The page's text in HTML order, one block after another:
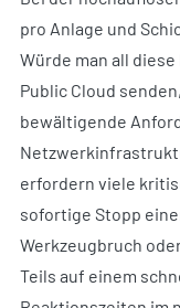
pro Anlage und
Würde man all
Public Cloud
bewältigende
erfordern viele
sofortige Stopp
Werkzeugbruch
Teils auf einem